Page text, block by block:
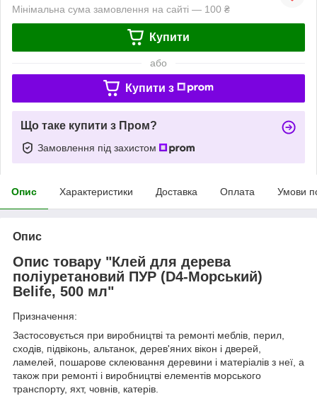
Мінімальна сума замовлення на сайті — 100 ₴
Купити
або
Купити з
Що таке купити з Пром?
Замовлення під захистом
Опис Характеристики Доставка Оплата Умови
Опис
Опис товару "Клей для дерева
поліуретановий ПУР (D4-Морський)
Belife, 500 мл"
Призначення:
Застосовується при виробництві та ремонті меблів, перил,
сходів, підвіконь, альтанок, дерев'яних вікон і дверей,
ламелей, пошарове склеювання деревини і матеріалів з неї, а
також при ремонті і виробництві елементів морського
транспорту, яхт, човнів, катерів.